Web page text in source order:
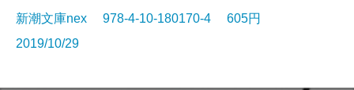
新潮文庫nex 978-4-10-180170-4 605円
2019/10/29